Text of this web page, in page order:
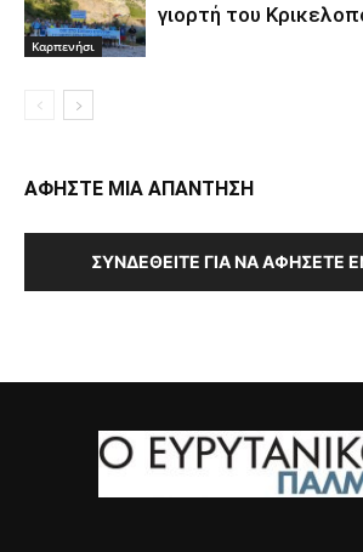
Καρπενήσι
γιορτή του
ΑΦΗΣΤΕ ΜΙΑ ΑΠΑΝΤΗΣΗ
ΣΥΝΔΕΘΕΊΤΕ ΓΙΑ ΝΑ ΑΦΉΣΕΤΕ